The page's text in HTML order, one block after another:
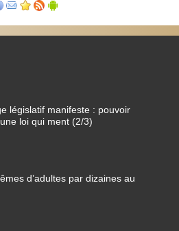
législatif manifeste : pouvoir
loi qui ment (2/3)
d’adultes par dizaines au